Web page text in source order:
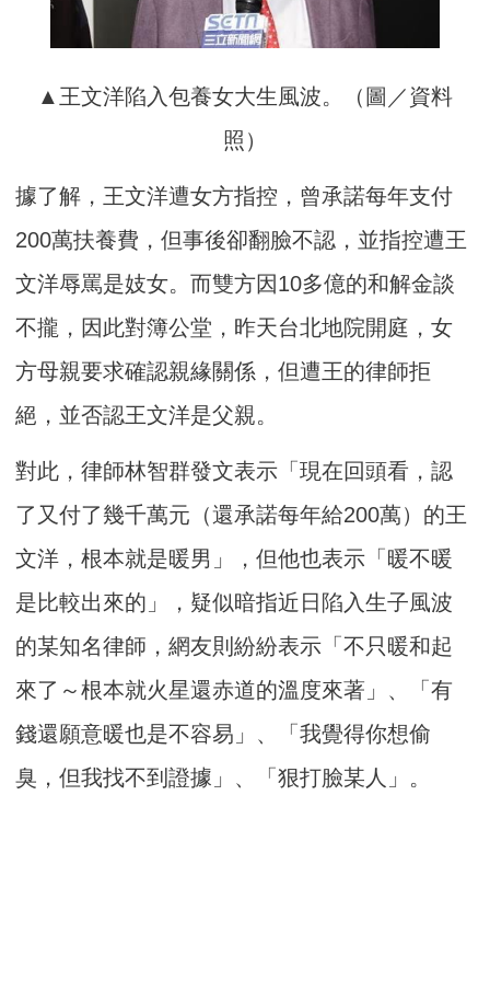
▲王文洋陷入包養女大生風波。（圖／資料
照）
據了解，王文洋遭女方指控，曾承諾每年支付
200萬扶養費，但事後卻翻臉不認，並指控遭王
文洋辱罵是妓女。而雙方因10多億的和解金談
不攏，因此對簿公堂，昨天台北地院開庭，女
方母親要求確認親緣關係，但遭王的律師拒
絕，並否認王文洋是父親。
對此，律師林智群發文表示「現在回頭看，認
了又付了幾千萬元（還承諾每年給200萬）的王
文洋，根本就是暖男」，但他也表示「暖不暖
是比較出來的」，疑似暗指近日陷入生子風波
的某知名律師，網友則紛紛表示「不只暖和起
來了～根本就火星還赤道的溫度來著」、「有
錢還願意暖也是不容易」、「我覺得你想偷
臭，但我找不到證據」、「狠打臉某人」。